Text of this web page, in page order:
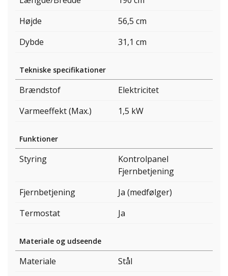
Højde
56,5 cm
Dybde
31,1 cm
Tekniske specifikationer
Brændstof
Elektricitet
Varmeeffekt (Max.)
1,5 kW
Funktioner
Styring
Kontrolpanel
Fjernbetjening
Fjernbetjening
Ja (medfølger)
Termostat
Ja
Materiale og udseende
Materiale
Stål